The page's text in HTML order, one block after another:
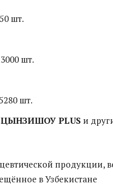
шт.
шт.
шт.
ЦЫНЗИШОУ PLUS и
продукции,
в Узбекистане